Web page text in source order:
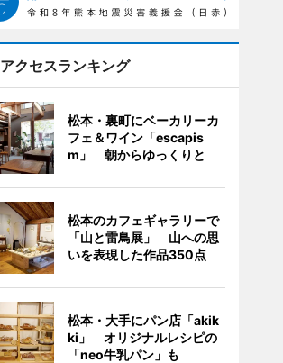
アクセスランキング
松本・裏町にベーカリーカ
フェ＆ワイン「escapis
m」 朝からゆっくりと
松本のカフェギャラリーで
「山と雷鳥展」 山への思
いを表現した作品350点
松本・大手にパン店「akik
ki」 オリジナルレシピの
「neo牛乳パン」も